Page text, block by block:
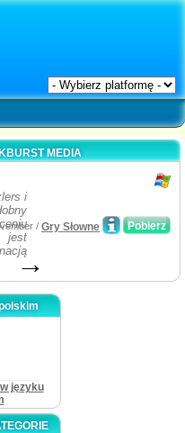
MEDIA
i
Pobierz
/ Gry Słowne
→
języku